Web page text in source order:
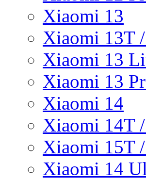
Xiaomi 13
Xiaomi 13T
Xiaomi 13
Xiaomi 13
Xiaomi 14
Xiaomi 14T
Xiaomi 15T
Xiaomi 14